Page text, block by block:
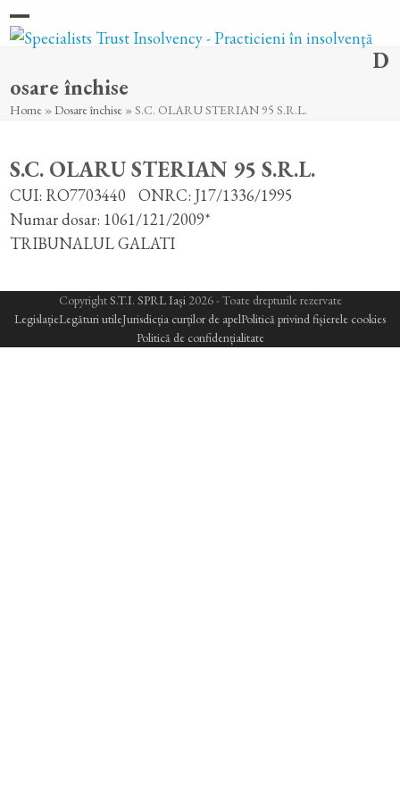
Skip
toOpen
menu
Close
menu
D
osare închise
Home »Dosare închise »S.C. OLARU STERIAN 95 S.R.L.
S.C. OLARU STERIAN 95 S.R.L.
CUI: RO7703440
ONRC: J17/1336/1995
Numar dosar: 1061/121/2009*
TRIBUNALUL GALATI
CopyrightS.T.I. SPRL Iași2026 - Toate drepturile rezervate
LegislațieLegături utileJurisdicția curților de apelPolitică privind fișierele cookies
Politică de confidențialitate